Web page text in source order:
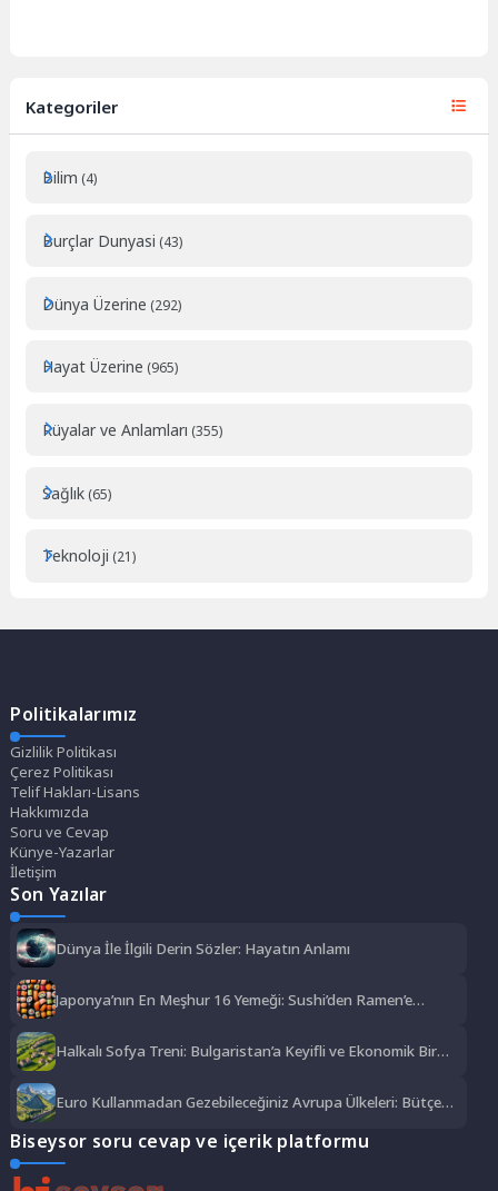
Kategoriler
Bilim (4)
Burçlar Dunyasi (43)
Dünya Üzerine (292)
Hayat Üzerine (965)
Rüyalar ve Anlamları (355)
Sağlık (65)
Teknoloji (21)
Politikalarımız
Gizlilik Politikası
Çerez Politikası
Telif Hakları-Lisans
Hakkımızda
Soru ve Cevap
Künye-Yazarlar
İletişim
Son Yazılar
Dünya İle İlgili Derin Sözler: Hayatın Anlamı
Japonya’nın En Meşhur 16 Yemeği: Sushi’den Ramen’e
Halkalı Sofya Treni: Bulgaristan’a Keyifli ve Ekonomik Bir
Euro Kullanmadan Gezebileceğiniz Avrupa Ülkeleri: Bütçe
Biseysor soru cevap ve içerik platformu